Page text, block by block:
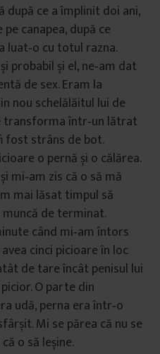
ce a împlinit doi ani,
canapea, după ce
cu totul razna.
probabil și el, ne‑am dat
de sex. Eram la
nou schelălăitul lui de
transforma într‑un lătrat
fost strâns de bot.
o pernă și o călărea.
mi‑am zis că o să mă
mai lăsat timpul să
de terminat.
când mi‑am întors
cinci picioare în loc
de tare încât penisul lui
O parte din
udă, perna era într‑o
Mi se părea că nu se
o să leșine.